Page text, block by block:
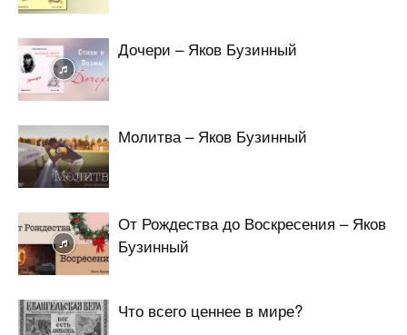
Дочери – Яков Бузинный
Молитва – Яков Бузинный
От Рождества до Воскресения – Яков
Бузинный
Что всего ценнее в мире?